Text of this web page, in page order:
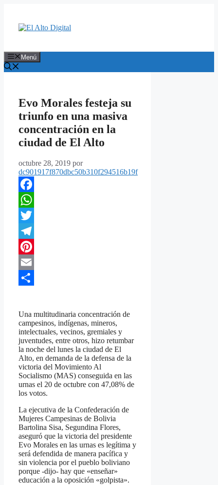
contenido
Menú
Evo Morales festeja su
triunfo en una masiva
concentración en la
ciudad de El Alto
octubre 28, 2019 por
dc901917f870dbc50b310f294516b19f
Facebook
WhatsApp
Twitter
Telegram
Pinterest
Email
Una multitudinaria concentración de
campesinos, indígenas, mineros,
intelectuales, vecinos, gremiales y
juventudes, entre otros, hizo retumbar
la noche del lunes la ciudad de El
Alto, en demanda de la defensa de la
victoria del Movimiento Al
Socialismo (MAS) conseguida en las
urnas el 20 de octubre con 47,08% de
los votos.
La ejecutiva de la Confederación de
Mujeres Campesinas de Bolivia
Bartolina Sisa, Segundina Flores,
aseguró que la victoria del presidente
Evo Morales en las urnas es legítima y
será defendida de manera pacífica y
sin violencia por el pueblo boliviano
porque -dijo- hay que «enseñar»
educación a la oposición «golpista».